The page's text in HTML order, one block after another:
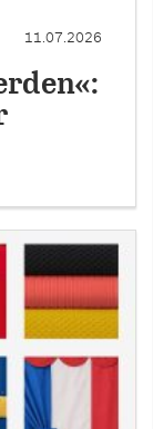
11.07.2026